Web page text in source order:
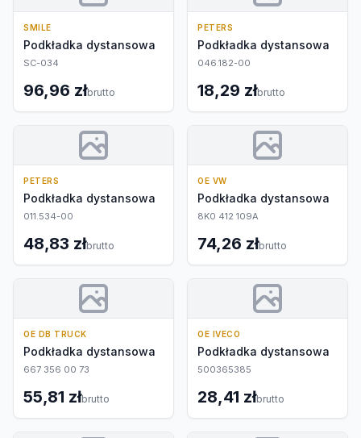
SMILE
Podkładka dystansowa
SC-034
96,96 złbrutto
PETERS
Podkładka dystansowa
046.182-00
18,29 złbrutto
PETERS
Podkładka dystansowa
011.534-00
48,83 złbrutto
OE VW
Podkładka dystansowa
8K0 412 109A
74,26 złbrutto
OE DB TRUCK
Podkładka dystansowa
667 356 00 73
55,81 złbrutto
OE IVECO
Podkładka dystansowa
500365385
28,41 złbrutto